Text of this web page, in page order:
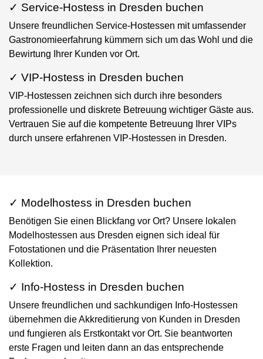
✓ Service-Hostess in Dresden buchen
Unsere freundlichen Service-Hostessen mit umfassender
Gastronomieerfahrung kümmern sich um das Wohl und die
Bewirtung Ihrer Kunden vor Ort.
✓ VIP-Hostess in Dresden buchen
VIP-Hostessen zeichnen sich durch ihre besonders
professionelle und diskrete Betreuung wichtiger Gäste aus.
Vertrauen Sie auf die kompetente Betreuung Ihrer VIPs
durch unsere erfahrenen VIP-Hostessen in Dresden.
✓ Modelhostess in Dresden buchen
Benötigen Sie einen Blickfang vor Ort? Unsere lokalen
Modelhostessen aus Dresden eignen sich ideal für
Fotostationen und die Präsentation Ihrer neuesten
Kollektion.
✓ Info-Hostess in Dresden buchen
Unsere freundlichen und sachkundigen Info-Hostessen
übernehmen die Akkreditierung von Kunden in Dresden
und fungieren als Erstkontakt vor Ort. Sie beantworten
erste Fragen und leiten dann an das entsprechende